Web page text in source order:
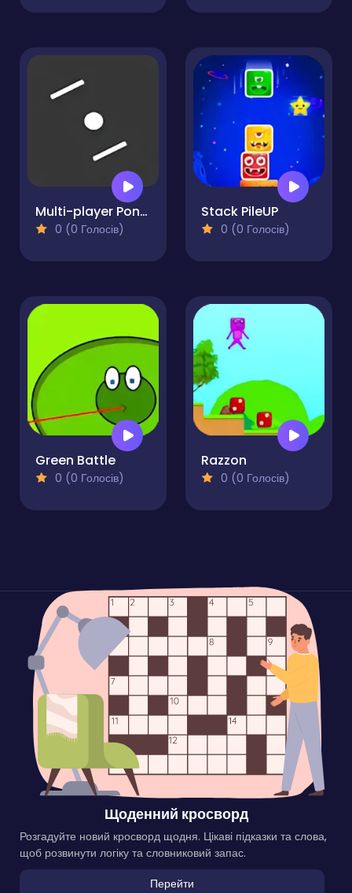
Multi-player Pong - 2 players
0 (0 Голосів)
Stack PileUP
0 (0 Голосів)
Green Battle
0 (0 Голосів)
Razzon
0 (0 Голосів)
Щоденний кросворд
Розгадуйте новий кросворд щодня. Цікаві підказки та слова,
щоб розвинути логіку та словниковий запас.
Перейти